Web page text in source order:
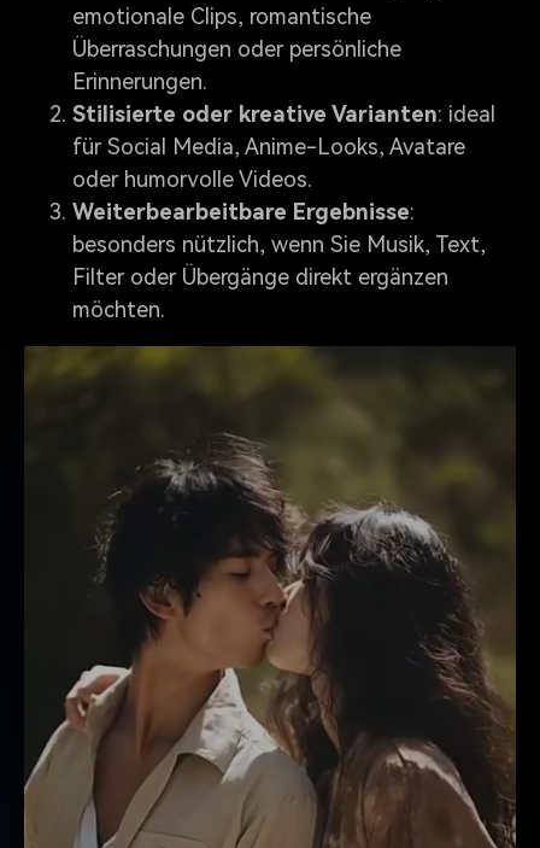
emotionale Clips, romantische
Überraschungen oder persönliche
Erinnerungen.
Stilisierte oder kreative Varianten: ideal
für Social Media, Anime-Looks, Avatare
oder humorvolle Videos.
Weiterbearbeitbare Ergebnisse:
besonders nützlich, wenn Sie Musik, Text,
Filter oder Übergänge direkt ergänzen
möchten.